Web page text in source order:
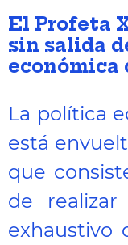
El Profeta
sin salida
económica
La política
está
que
de
exhaustivo